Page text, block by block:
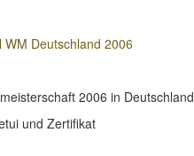
Deutschland 2006
2006 in Deutschland
und Zertifikat